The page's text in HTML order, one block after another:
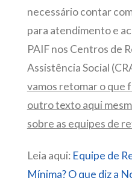
necessário contar
para atendimento e
PAIF nos Centros de
Assistência Social
vamos retomar o que
outro texto aqui
sobre as equipes de
Leia aqui: Equipe de
Mínima? O que diz a